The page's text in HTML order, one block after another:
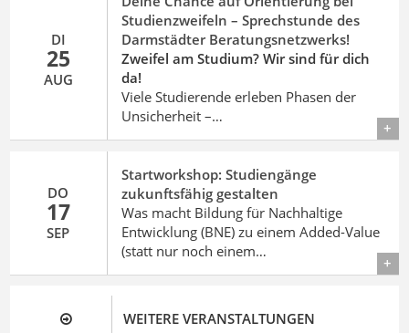
DI
25
AUG
Studienzweifeln – Sprechstunde des
Darmstädter Beratungsnetzwerks!
Zweifel am Studium? Wir sind für dich
da!
Viele Studierende erleben Phasen der
Unsicherheit –…
Details
DO
17
SEP
Startworkshop: Studiengänge
zukunftsfähig gestalten
Was macht Bildung für Nachhaltige
Entwicklung (BNE) zu einem Added-Value
(statt nur noch einem…
Details
WEITERE VERANSTALTUNGEN